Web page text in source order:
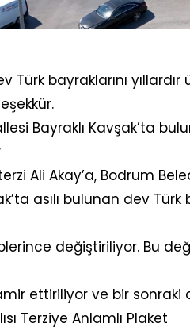
Türk bayraklarını
Bayraklı Kavşak’ta
Ali Akay’a, Bodrum
asılı bulunan dev
değiştiriliyor. Bu
ettiriliyor ve bir sonraki
Terziye Anlamlı Plaket